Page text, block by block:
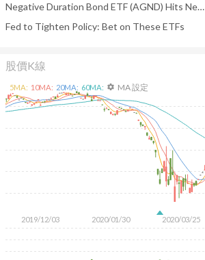
Negative Duration Bond ETF (AGND) Hits New 52-Week High
Fed to Tighten Policy: Bet on These ETFs
股價K線
2019/12/03 2020/01/30 2020/03/25
5MA: 10MA: 20MA: 60MA: settings MA 設定